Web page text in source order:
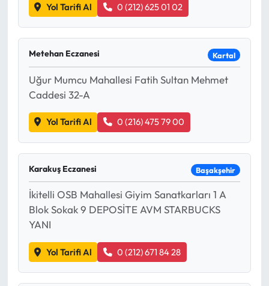
Yol Tarifi Al 0 (212) 625 01 02
Metehan Eczanesi Kartal
Uğur Mumcu Mahallesi Fatih Sultan Mehmet
Caddesi 32-A
Yol Tarifi Al 0 (216) 475 79 00
Karakuş Eczanesi Başakşehir
İkitelli OSB Mahallesi Giyim Sanatkarları 1 A
Blok Sokak 9 DEPOSİTE AVM STARBUCKS
YANI
Yol Tarifi Al 0 (212) 671 84 28